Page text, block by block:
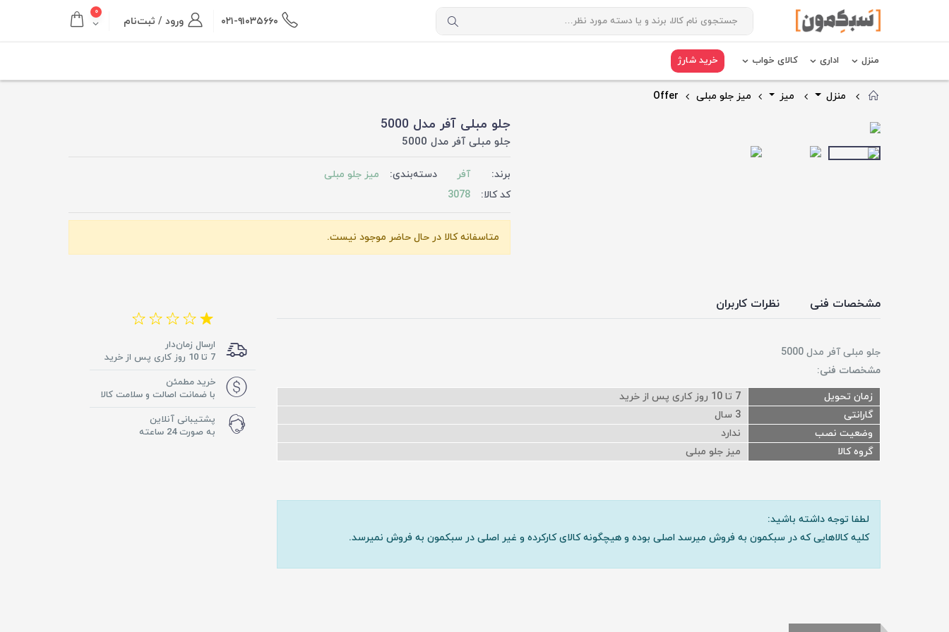
۰۲۱-۹۱۰۳۵۶۶۰ ورود / ثبت‌نام
۰
منزل اداری کالای خواب خرید شارژ
منزل میز میز جلو مبلی Offer
جلو مبلی آفر مدل 5000
جلو مبلی آفر مدل 5000
برند: آفر دسته‌بندی:
میز جلو مبلی
کد کالا:
3078
متاسفانه کالا در حال حاضر موجود نیست.
مشخصات فنی نظرات کاربران
جلو مبلی آفر مدل 5000
مشخصات فنی:
زمان تحویل
7 تا 10 روز کاری پس از خرید
گارانتی
3 سال
وضعیت نصب
ندارد
گروه کالا
میز جلو مبلی
لطفا توجه داشته باشید:
کلیه کالاهایی که در سبکمون به فروش میرسد اصلی بوده و هیچگونه کالای کارکرده و غیر اصلی در سبکمون به فروش نمیرسد.
ارسال زمان‌دار
7 تا 10 روز کاری پس از خرید
خرید مطمئن
با ضمانت اصالت و سلامت کالا
پشتیبانی آنلاین
به صورت 24 ساعته